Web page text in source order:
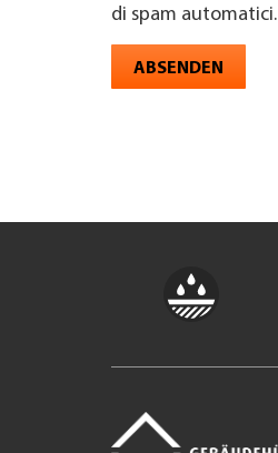
di spam automatici.
ABSENDEN